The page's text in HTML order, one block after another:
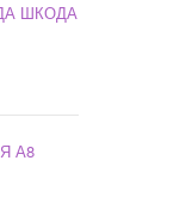
ШКОДА
А8